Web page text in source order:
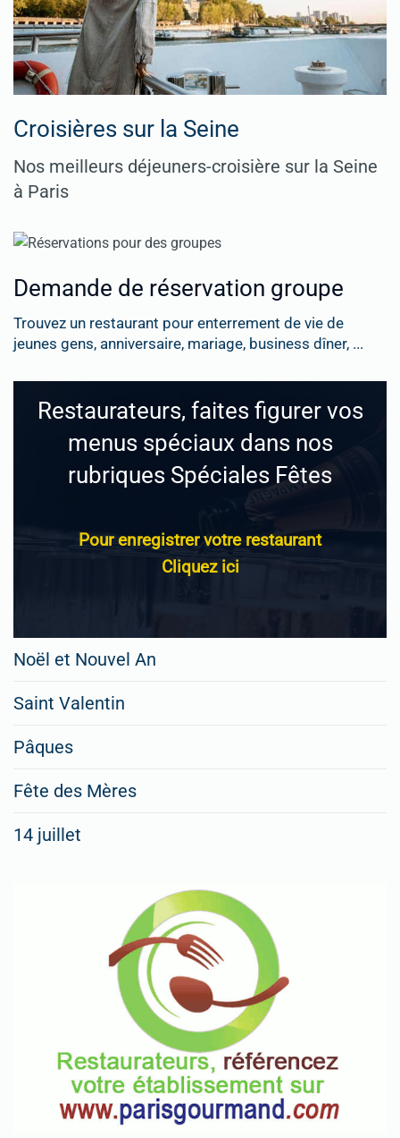
Croisières sur la Seine
Nos meilleurs déjeuners-croisière sur la Seine
à Paris
Demande de réservation groupe
Trouvez un restaurant pour enterrement de vie de
jeunes gens, anniversaire, mariage, business dîner, ...
Restaurateurs, faites figurer vos
menus spéciaux dans nos
rubriques Spéciales Fêtes
Pour enregistrer votre restaurant
Cliquez ici
Noël et Nouvel An
Saint Valentin
Pâques
Fête des Mères
14 juillet